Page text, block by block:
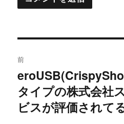
稿
ナ
ビ
前
過
去
の
タイプの株式会社
ビスが評価されて